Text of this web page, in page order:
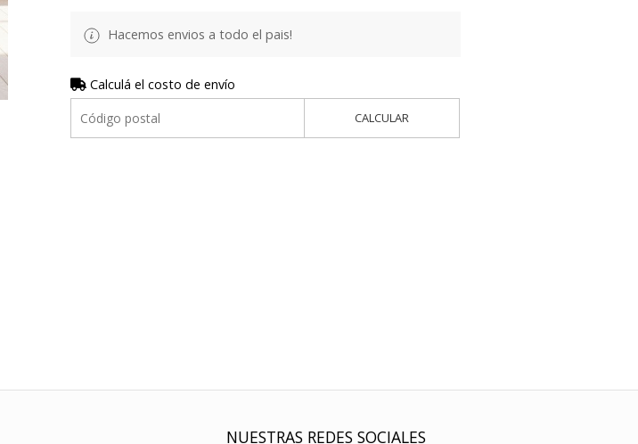
Hacemos envios a todo el pais!
Calculá el costo de envío
CALCULAR
NUESTRAS REDES SOCIALES